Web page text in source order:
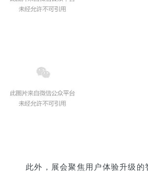
此外，展会聚焦用户体验升级的